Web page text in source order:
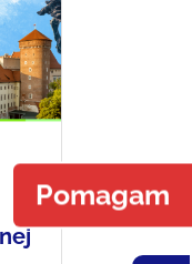
Pomagam